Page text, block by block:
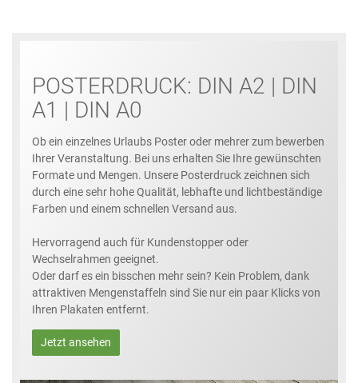
POSTERDRUCK: DIN A2 | DIN
A1 | DIN A0
Ob ein einzelnes Urlaubs Poster oder mehrer zum bewerben
Ihrer Veranstaltung. Bei uns erhalten Sie Ihre gewünschten
Formate und Mengen. Unsere Posterdruck zeichnen sich
durch eine sehr hohe Qualität, lebhafte und lichtbeständige
Farben und einem schnellen Versand aus.
Hervorragend auch für Kundenstopper oder
Wechselrahmen geeignet.
Oder darf es ein bisschen mehr sein? Kein Problem, dank
attraktiven Mengenstaffeln sind Sie nur ein paar Klicks von
Ihren Plakaten entfernt.
Jetzt ansehen